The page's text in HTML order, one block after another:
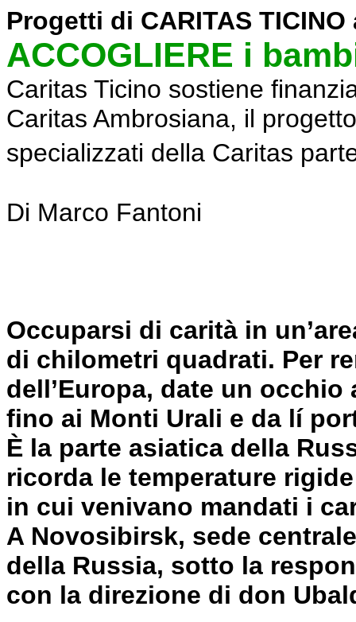
Progetti di CARITAS
ACCOGLIERE i
Caritas Ticino sostiene
Caritas Ambrosiana, il
specializzati della Caritas
Di Marco Fantoni
Occuparsi di carità in
di chilometri quadrati. Per
dell’Europa, date un
fino ai Monti Urali e da lí
È la parte asiatica della
ricorda le temperature
in cui venivano mandati i
A Novosibirsk, sede
della Russia, sotto la
con la direzione di don